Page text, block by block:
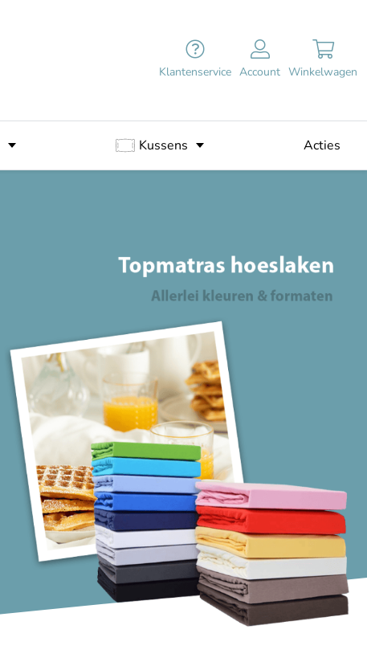
Klantenservice Account Winkelwagen
Kussens Acties